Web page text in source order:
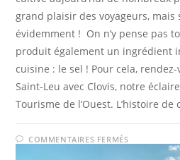
grand plaisir des voyageurs,
évidemment ! On n’y pense pas
produit également un ingrédient
cuisine : le sel ! Pour cela, rendez-
Saint-Leu avec Clovis, notre
Tourisme de l’Ouest. L’histoire de
COMMENTAIRES FERMÉSSUR
LE